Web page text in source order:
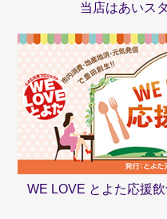
当店はあいス
WE LOVE とよた応援